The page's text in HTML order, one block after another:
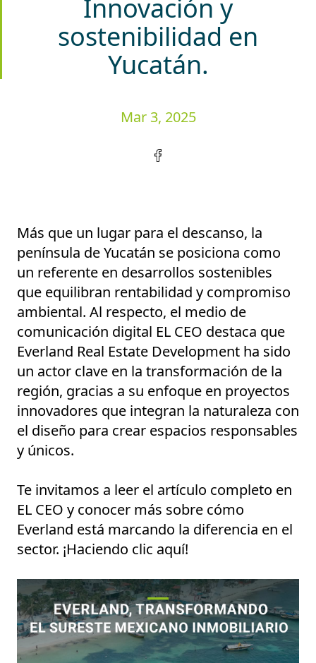
Innovación y
sostenibilidad en
Yucatán.
Mar 3, 2025
Más que un lugar para el descanso, la
península de Yucatán se posiciona como
un referente en desarrollos sostenibles
que equilibran rentabilidad y compromiso
ambiental. Al respecto, el medio de
comunicación digital EL CEO destaca que
Everland Real Estate Development ha sido
un actor clave en la transformación de la
región, gracias a su enfoque en proyectos
innovadores que integran la naturaleza con
el diseño para crear espacios responsables
y únicos.
Te invitamos a leer el artículo completo en
EL CEO y conocer más sobre cómo
Everland está marcando la diferencia en el
sector. ¡Haciendo clic aquí!